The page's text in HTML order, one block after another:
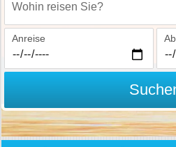
Wohin reisen Sie?
Anreise